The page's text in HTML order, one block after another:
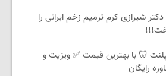
شیرازی کرم ترمیم زخم ایرانی را
🦷 با بهترین قیمت ✅ ویزیت و
رایگان